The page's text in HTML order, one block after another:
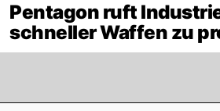
Pentagon ruft
schneller Waffen zu